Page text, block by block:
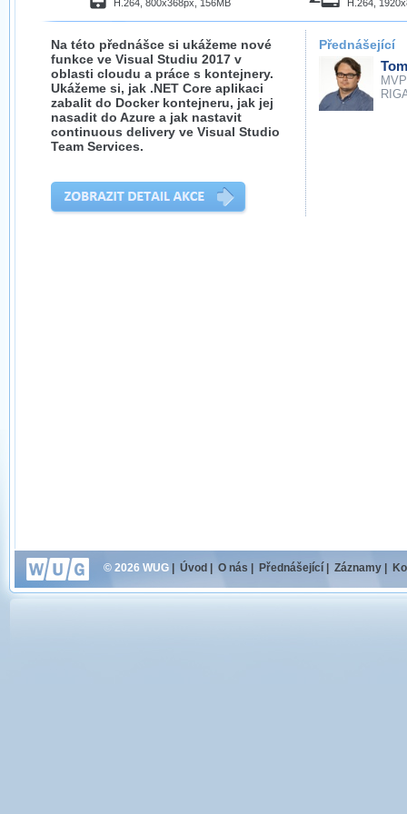
H.264, 800x368px, 156MB H.264,
Na této přednášce si ukážeme nové
funkce ve Visual Studiu 2017 v
oblasti cloudu a práce s kontejnery.
Ukážeme si, jak .NET Core aplikaci
zabalit do Docker kontejneru, jak jej
nasadit do Azure a jak nastavit
continuous delivery ve Visual Studio
Team Services.
Přednášející
MVP
© 2026 WUG Úvod O nás Přednášející Záznamy